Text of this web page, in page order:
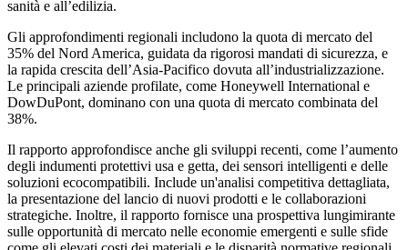
sanità e all’edilizia.
Gli approfondimenti regionali includono la quota di mercato del
35% del Nord America, guidata da rigorosi mandati di sicurezza, e
la rapida crescita dell’Asia-Pacifico dovuta all’industrializzazione.
Le principali aziende profilate, come Honeywell International e
DowDuPont, dominano con una quota di mercato combinata del
38%.
Il rapporto approfondisce anche gli sviluppi recenti, come l’aumento
degli indumenti protettivi usa e getta, dei sensori intelligenti e delle
soluzioni ecocompatibili. Include un'analisi competitiva dettagliata,
la presentazione del lancio di nuovi prodotti e le collaborazioni
strategiche. Inoltre, il rapporto fornisce una prospettiva lungimirante
sulle opportunità di mercato nelle economie emergenti e sulle sfide